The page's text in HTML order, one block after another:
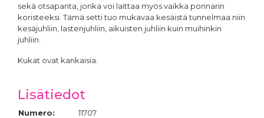
sekä otsapanta, jonka voi laittaa myös vaikka ponnarin
koristeeksi. Tämä setti tuo mukavaa kesäistä tunnelmaa niin
kesäjuhliin, lastenjuhliin, aikuisten juhliin kuin muihinkin
juhliin.
Kukat ovat kankaisia.
Lisätiedot
Numero:
11707